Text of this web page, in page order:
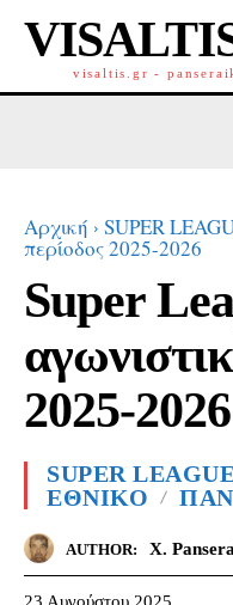
visaltis.gr -
Αρχική SUPER
περίοδος 2025-2026
Super
2025-2026
SUPER
ΕΘΝΙΚΟ
AUTHOR: X.
23 Αυγούστου 2025